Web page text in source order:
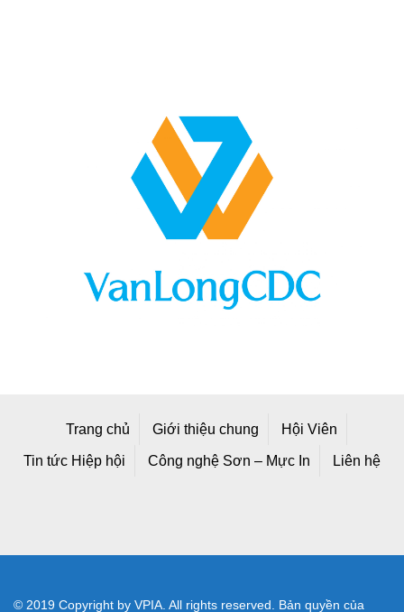
Trang chủ Giới thiệu chung Hội Viên
Tin tức Hiệp hội Công nghệ Sơn – Mực In Liên hệ
© 2019 Copyright by VPIA. All rights reserved. Bản quyền của